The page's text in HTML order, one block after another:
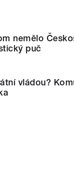
nemělo
puč
vládou?